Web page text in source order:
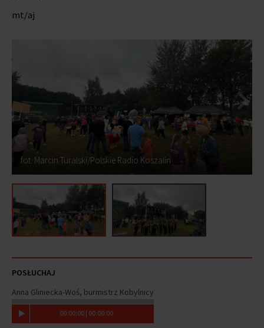
mt/aj
fot. Marcin Turalski/Polskie Radio Koszalin
POSŁUCHAJ
Anna Gliniecka-Woś, burmistrz Kobylnicy
00:00:00 | 00:00:00